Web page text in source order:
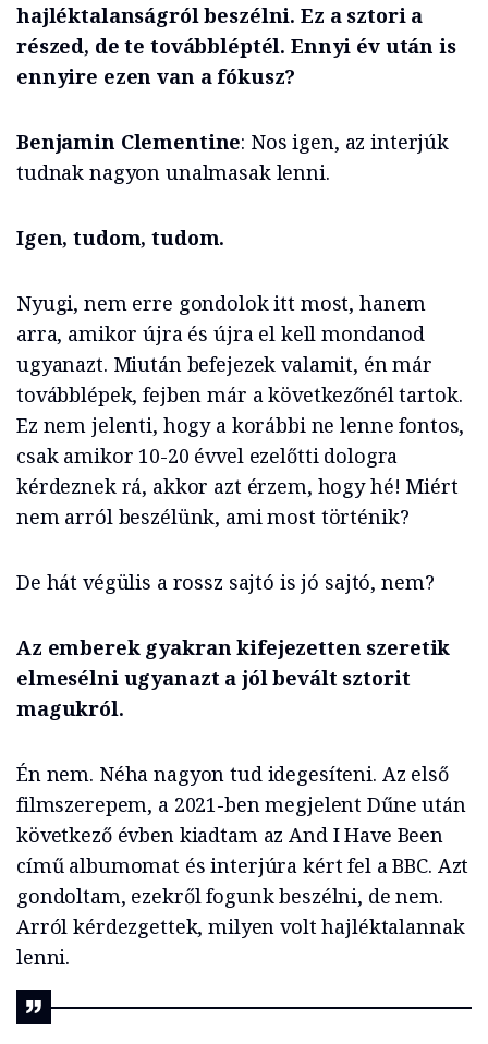
hajléktalanságról beszélni. Ez a sztori a
részed, de te továbbléptél. Ennyi év után is
ennyire ezen van a fókusz?
Benjamin Clementine: Nos igen, az interjúk
tudnak nagyon unalmasak lenni.
Igen, tudom, tudom.
Nyugi, nem erre gondolok itt most, hanem
arra, amikor újra és újra el kell mondanod
ugyanazt. Miután befejezek valamit, én már
továbblépek, fejben már a következőnél tartok.
Ez nem jelenti, hogy a korábbi ne lenne fontos,
csak amikor 10-20 évvel ezelőtti dologra
kérdeznek rá, akkor azt érzem, hogy hé! Miért
nem arról beszélünk, ami most történik?
De hát végülis a rossz sajtó is jó sajtó, nem?
Az emberek gyakran kifejezetten szeretik
elmesélni ugyanazt a jól bevált sztorit
magukról.
Én nem. Néha nagyon tud idegesíteni. Az első
filmszerepem, a 2021-ben megjelent Dűne után
következő évben kiadtam az And I Have Been
című albumomat és interjúra kért fel a BBC. Azt
gondoltam, ezekről fogunk beszélni, de nem.
Arról kérdezgettek, milyen volt hajléktalannak
lenni.